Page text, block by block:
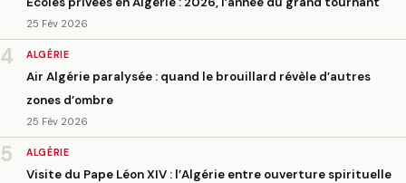
25 Fév 2026
4 ALGÉRIE
Air Algérie paralysée : quand le brouillard révèle d’autres
zones d’ombre
25 Fév 2026
5 ALGÉRIE
Visite du Pape Léon XIV : l’Algérie entre ouverture spirituelle